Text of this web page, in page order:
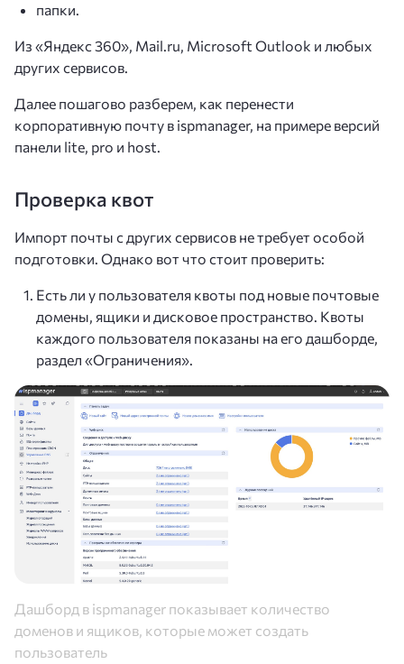
папки.
Из «Яндекс 360», Mail.ru, Microsoft Outlook и любых
других сервисов.
Далее пошагово разберем, как перенести
корпоративную почту в ispmanager, на примере версий
панели lite, pro и host.
Проверка квот
Импорт почты с других сервисов не требует особой
подготовки. Однако вот что стоит проверить:
Есть ли у пользователя квоты под новые почтовые
домены, ящики и дисковое пространство. Квоты
каждого пользователя показаны на его дашборде,
раздел «Ограничения».
Дашборд в ispmanager показывает количество
доменов и ящиков, которые может создать
пользователь